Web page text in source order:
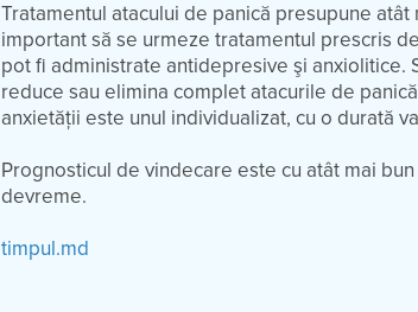
Tratamentul atacului de panică presupune
important să se urmeze tratamentul prescris
pot fi administrate antidepresive şi anxiolitice.
reduce sau elimina complet atacurile de
anxietăţii este unul individualizat, cu o durată
Prognosticul de vindecare este cu atât mai
devreme.
timpul.md